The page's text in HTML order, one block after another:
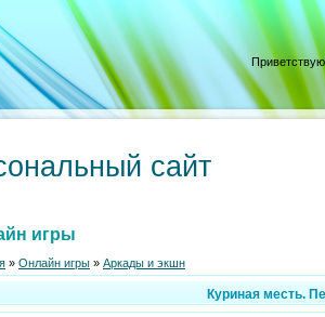
сайт
игры
» Онлайн игры » Аркады и экшн
Куриная месть.